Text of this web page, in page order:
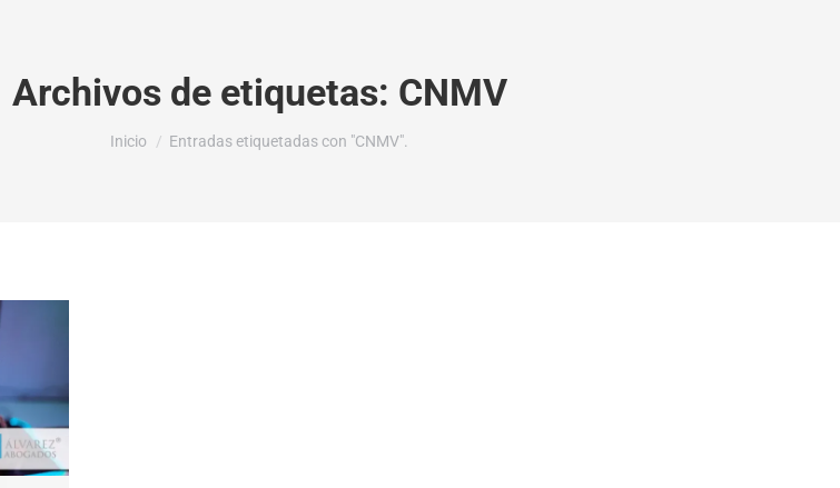
Archivos de etiquetas: CNMV
Estás aquí:
Inicio Entradas etiquetadas con "CNMV".